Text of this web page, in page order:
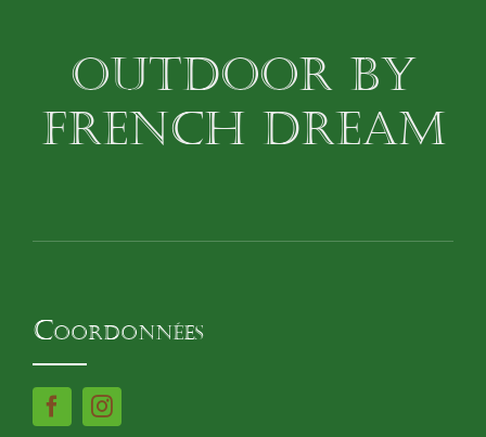
OUTDOOR BY
FRENCH DREAM
Coordonnées